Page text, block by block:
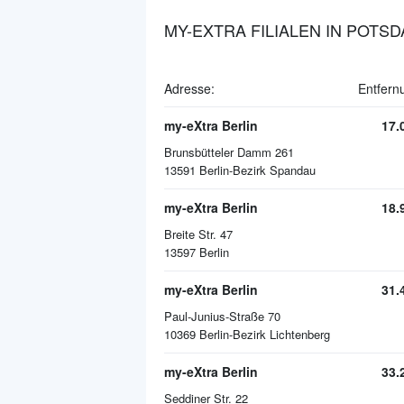
MY-EXTRA FILIALEN IN
Adresse:
my-eXtra Berlin
Brunsbütteler Damm 261
13591 Berlin-Bezirk Spandau
my-eXtra Berlin
Breite Str. 47
13597 Berlin
my-eXtra Berlin
Paul-Junius-Straße 70
10369 Berlin-Bezirk Lichtenberg
my-eXtra Berlin
Seddiner Str. 22